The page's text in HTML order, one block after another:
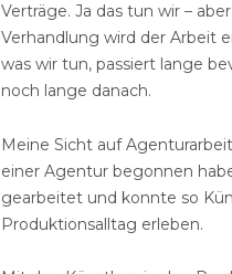
Verträge. Ja das tun wir –
Verhandlung wird der Arbeit
was wir tun, passiert lange
noch lange danach.
Meine Sicht auf
einer Agentur begonnen
gearbeitet und konnte so
Produktionsalltag erleben.